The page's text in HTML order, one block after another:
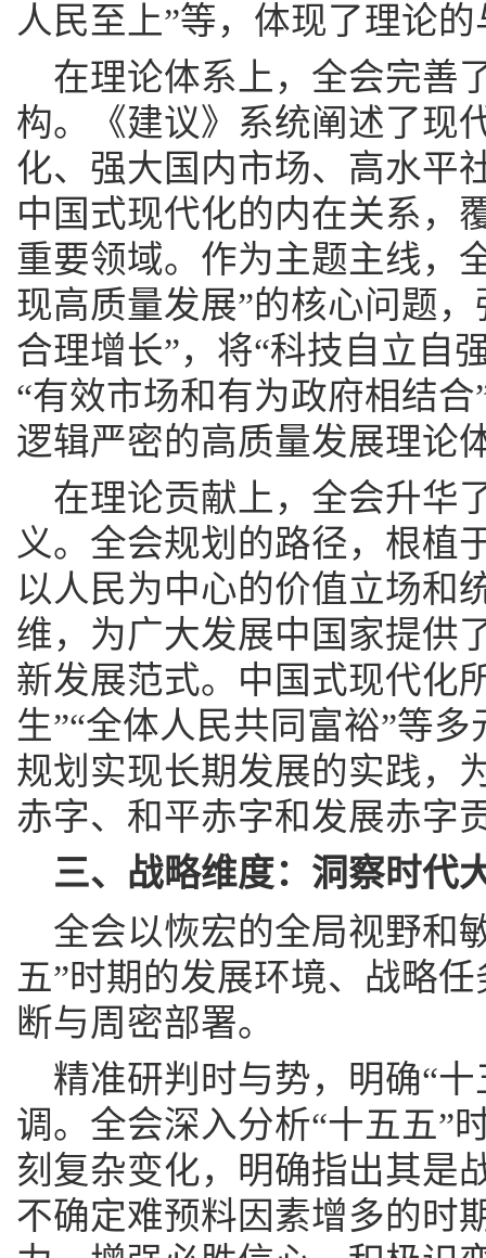
人民至上”等，体现了理论
在理论体系上，全会完善
构。《建议》系统阐述了现
化、强大国内市场、高水平
中国式现代化的内在关系，
重要领域。作为主题主线，
现高质量发展”的核心问题
合理增长”，将“科技自立自
“有效市场和有为政府相结
逻辑严密的高质量发展理论
在理论贡献上，全会升华
义。全会规划的路径，根植
以人民为中心的价值立场和
维，为广大发展中国家提供
新发展范式。中国式现代化
生”“全体人民共同富裕”等
规划实现长期发展的实践，
赤字、和平赤字和发展赤字
三、战略维度：洞察时代
全会以恢宏的全局视野和
五”时期的发展环境、战略
断与周密部署。
精准研判时与势，明确“
调。全会深入分析“十五五”
刻复杂变化，明确指出其是
不确定难预料因素增多的时